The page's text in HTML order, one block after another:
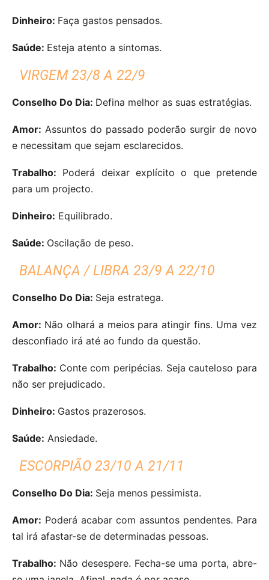
Dinheiro: Faça gastos pensados.
Saúde: Esteja atento a sintomas.
VIRGEM 23/8 A 22/9
Conselho Do Dia: Defina melhor as suas estratégias.
Amor: Assuntos do passado poderão surgir de novo
e necessitam que sejam esclarecidos.
Trabalho: Poderá deixar explícito o que pretende
para um projecto.
Dinheiro: Equilibrado.
Saúde: Oscilação de peso.
BALANÇA / LIBRA 23/9 A 22/10
Conselho Do Dia: Seja estratega.
Amor: Não olhará a meios para atingir fins. Uma vez
desconfiado irá até ao fundo da questão.
Trabalho: Conte com peripécias. Seja cauteloso para
não ser prejudicado.
Dinheiro: Gastos prazerosos.
Saúde: Ansiedade.
ESCORPIÃO 23/10 A 21/11
Conselho Do Dia: Seja menos pessimista.
Amor: Poderá acabar com assuntos pendentes. Para
tal irá afastar-se de determinadas pessoas.
Trabalho: Não desespere. Fecha-se uma porta, abre-